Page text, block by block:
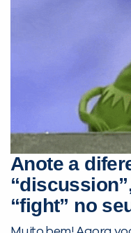
Anote a
“
“fight” no